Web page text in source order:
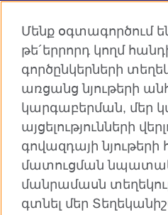
YouTube
TikTok
Բրիտանական խորհուրդն
Գաղտնիություն և դրույթներ
Մենք օգտագործում
թե´երրորդ կողմ
գործընկերների
առցանց նյութերի
կարգաբերման, մեր
այցելությունների
գովազդայի
մատուցման
մանրամասն
գտնել մեր